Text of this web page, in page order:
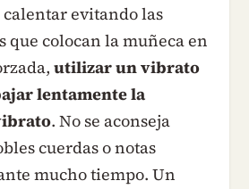
evitando las
que colocan la muñeca en
utilizar un vibrato
lentamente la
. No se aconseja
cuerdas o notas
mucho tiempo. Un